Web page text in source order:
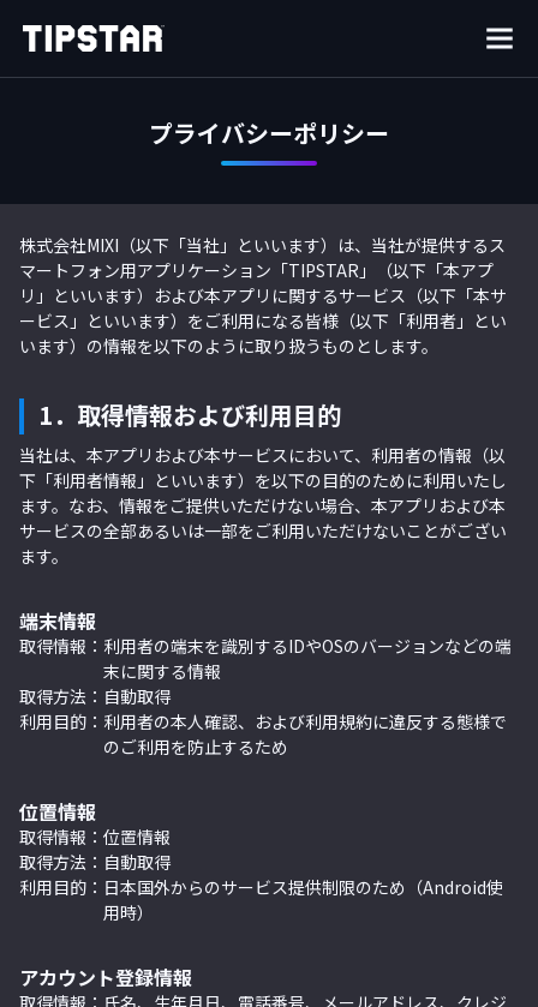
プライバシーポリシー
株式会社MIXI（以下「当社」といいます）は、当社が提供するス
マートフォン用アプリケーション「TIPSTAR」（以下「本アプ
リ」といいます）および本アプリに関するサービス（以下「本サ
ービス」といいます）をご利用になる皆様（以下「利用者」とい
います）の情報を以下のように取り扱うものとします。
1．取得情報および利用目的
当社は、本アプリおよび本サービスにおいて、利用者の情報（以
下「利用者情報」といいます）を以下の目的のために利用いたし
ます。なお、情報をご提供いただけない場合、本アプリおよび本
サービスの全部あるいは一部をご利用いただけないことがござい
ます。
端末情報
取得情報： 利用者の端末を識別するIDやOSのバージョンなどの端
末に関する情報
取得方法： 自動取得
利用目的： 利用者の本人確認、および利用規約に違反する態様で
のご利用を防止するため
位置情報
取得情報： 位置情報
取得方法： 自動取得
利用目的： 日本国外からのサービス提供制限のため（Android使
用時）
アカウント登録情報
取得情報： 氏名、生年月日、電話番号、メールアドレス、クレジ